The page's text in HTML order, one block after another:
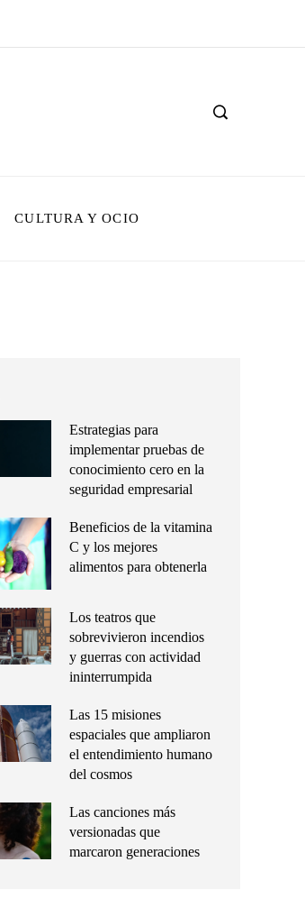
CULTURA Y OCIO
Estrategias para
implementar pruebas de
conocimiento cero en la
seguridad empresarial
Beneficios de la vitamina
C y los mejores
alimentos para obtenerla
Los teatros que
sobrevivieron incendios
y guerras con actividad
ininterrumpida
Las 15 misiones
espaciales que ampliaron
el entendimiento humano
del cosmos
Las canciones más
versionadas que
marcaron generaciones